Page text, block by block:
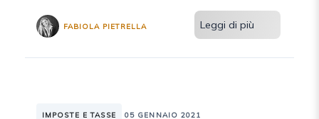
FABIOLA PIETRELLA Leggi di più
IMPOSTE E TASSE 05 GENNAIO 2021